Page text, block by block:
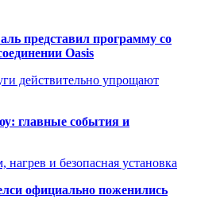
представил программу со
Oasis
действительно упрощают
главные события и
и безопасная установка
официально поженились